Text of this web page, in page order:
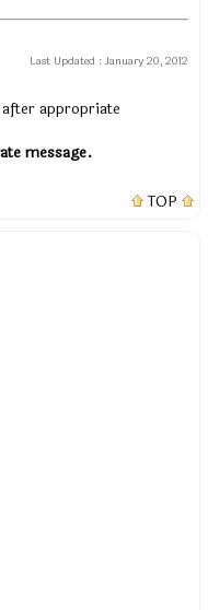
Last Updated : January 20, 2012
appropriate
message.
TOP